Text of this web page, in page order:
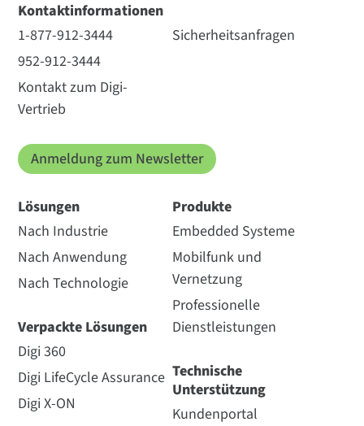
Kontaktinformationen
1-877-912-3444
952-912-3444
Kontakt zum Digi-
Vertrieb
Sicherheitsanfragen
Anmeldung zum Newsletter
Lösungen
Nach Industrie
Nach Anwendung
Nach Technologie
Verpackte Lösungen
Digi 360
Digi LifeCycle Assurance
Digi X-ON
Produkte
Embedded Systeme
Mobilfunk und
Vernetzung
Professionelle
Dienstleistungen
Technische
Unterstützung
Kundenportal